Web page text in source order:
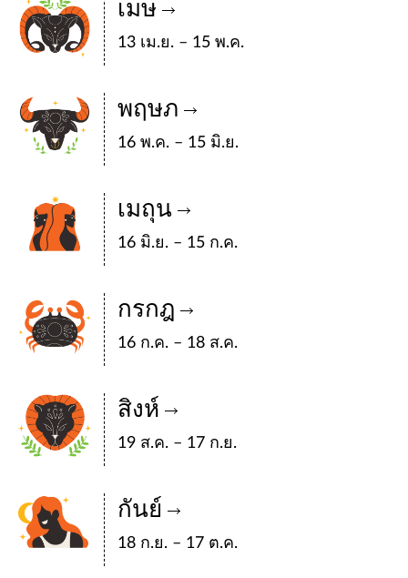
เมษ
13 เม.ย. – 15 พ.ค.
พฤษภ
16 พ.ค. – 15 มิ.ย.
เมถุน
16 มิ.ย. – 15 ก.ค.
กรกฎ
16 ก.ค. – 18 ส.ค.
สิงห์
19 ส.ค. – 17 ก.ย.
กันย์
18 ก.ย. – 17 ต.ค.